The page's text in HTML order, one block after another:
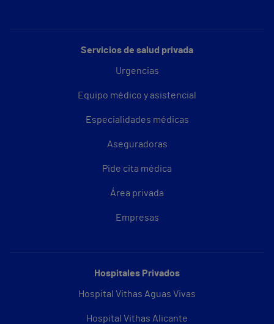
Servicios de salud privada
Urgencias
Equipo médico y asistencial
Especialidades médicas
Aseguradoras
Pide cita médica
Área privada
Empresas
Hospitales Privados
Hospital Vithas Aguas Vivas
Hospital Vithas Alicante